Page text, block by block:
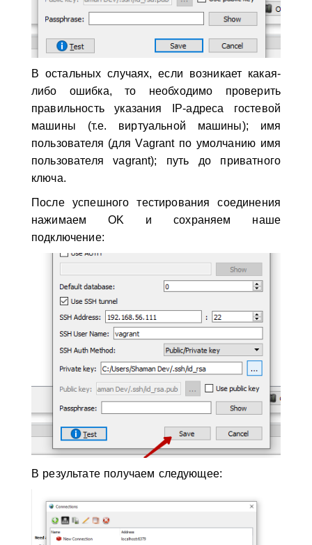
В остальных случаях, если возникает какая-
либо ошибка, то необходимо проверить
правильность указания IP-адреса гостевой
машины (т.е. виртуальной машины); имя
пользователя (для Vagrant по умолчанию имя
пользователя vagrant); путь до приватного
ключа.
После успешного тестирования соединения
нажимаем OK и сохраняем наше
подключение:
В результате получаем следующее: